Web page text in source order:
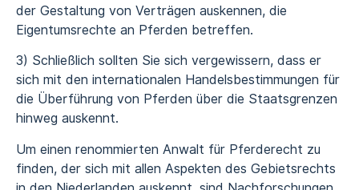
der Gestaltung von Verträgen auskennen, die
Eigentumsrechte an Pferden betreffen.
3) Schließlich sollten Sie sich vergewissern, dass er
sich mit den internationalen Handelsbestimmungen für
die Überführung von Pferden über die Staatsgrenzen
hinweg auskennt.
Um einen renommierten Anwalt für Pferderecht zu
finden, der sich mit allen Aspekten des Gebietsrechts